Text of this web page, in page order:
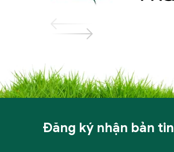
Đăng ký nhận bản tin